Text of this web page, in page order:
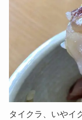
タイクラ、いやイ